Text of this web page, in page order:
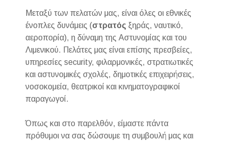
Μεταξύ των πελατών μας, είναι όλες οι εθνικές
ένοπλες δυνάμεις (στρατός ξηράς, ναυτικό,
αεροπορία), η δύναμη της Αστυνομίας και του
Λιμενικού. Πελάτες μας είναι επίσης πρεσβείες,
υπηρεσίες security, φιλαρμονικές, στρατιωτικές
και αστυνομικές σχολές, δημοτικές επιχειρήσεις,
νοσοκομεία, θεατρικοί και κινηματογραφικοί
παραγωγοί.
Όπως και στο παρελθόν, είμαστε πάντα
πρόθυμοι να σας δώσουμε τη συμβουλή μας και